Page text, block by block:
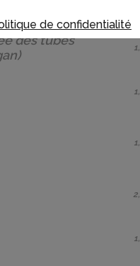
des tubes
de confidentialité